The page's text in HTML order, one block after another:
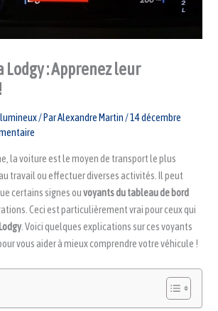
Lodgy : Apprenez leur
/ ParAlexandre Martin /14 décembre
la voiture est le moyen de transport le plus
travail ou effectuer diverses activités. Il peut
certains signes ouvoyants du tableau de bord
Ceci est particulièrement vrai pour ceux qui
. Voici quelques explications sur ces voyants
vous aider à mieux comprendre votre véhicule !